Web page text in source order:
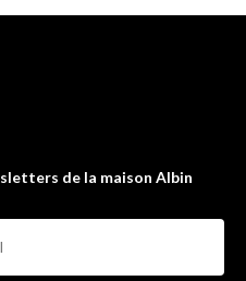
de la maison Albin